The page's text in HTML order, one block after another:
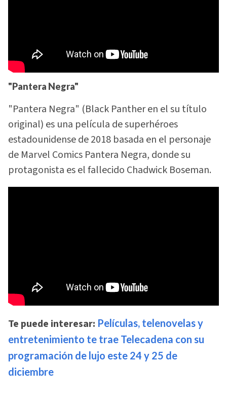
"Pantera Negra"
"Pantera Negra" (Black Panther en el su título
original) es una película de superhéroes
estadounidense de 2018 basada en el personaje
de Marvel Comics Pantera Negra, donde su
protagonista es el fallecido Chadwick Boseman.
Te puede interesar: Películas, telenovelas y
entretenimiento te trae Telecadena con su
programación de lujo este 24 y 25 de
diciembre